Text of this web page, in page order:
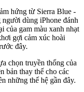
hứng từ Sierra Blue -
dùng iPhone đánh
của gam màu xanh nhạt
gợi cảm xúc hoài
đây.
chọn truyền thống của
bản thay thế cho các
những thế hệ gần đây.